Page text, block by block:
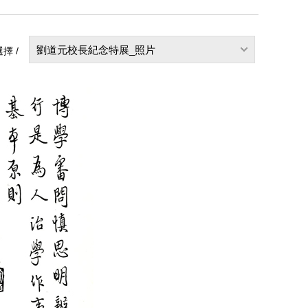
擇 / 劉道元校長紀念特展_照片